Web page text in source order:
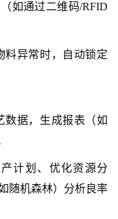
如通过二维码/RFID
料异常时，自动锁定
数据，生成报表（如
计划、优化资源分
随机森林）分析良率